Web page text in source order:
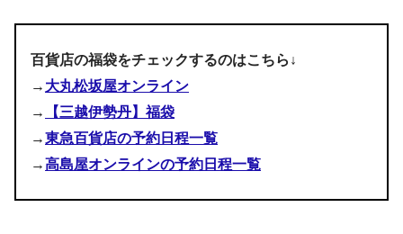
百貨店の福袋をチェックするのはこちら↓
→ 大丸松坂屋オンライン
→
【三越伊勢丹】福袋
→東急百貨店の予約日程一覧
→高島屋オンラインの予約日程一覧